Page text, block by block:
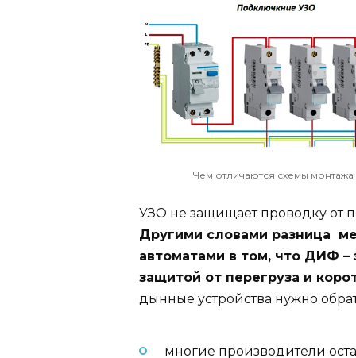
Чем отличаются схемы
УЗО не защищает проводку от
Другими словами разница
автоматами в том, что ДИФ –
защитой от перегруза и
дынные устройства нужно
многие производители